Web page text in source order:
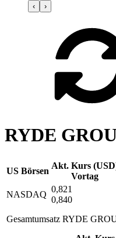
‹ ›
RYDE
US Börsen
Akt. Kurs
Vortag
NASDAQ
0,821
0,840
Gesamtumsatz RYDE